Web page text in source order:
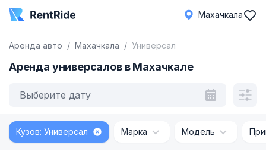
Махачкала
Аренда авто Махачкала Универсал
Аренда универсалов в Махачкале
Выберите дату
Кузов: Универсал Марка Модель